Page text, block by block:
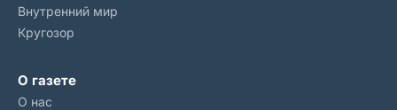
Внутренний мир
Кругозор
О газете
О нас